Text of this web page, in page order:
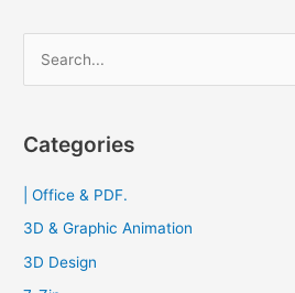
r
f
o
Categories
| Office & PDF.
3D & Graphic Animation
3D Design